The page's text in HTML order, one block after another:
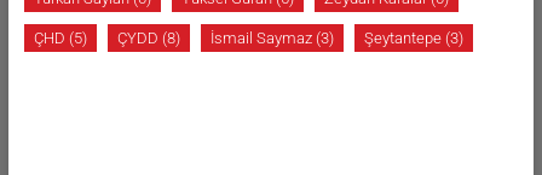
ÇHD (5) ÇYDD (8) İsmail Saymaz(3) Şeytantepe(3)